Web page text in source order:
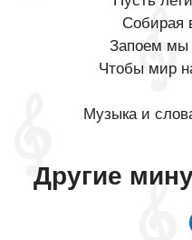
Собирая
Запоем мы
Чтобы мир
Музыка и
Другие